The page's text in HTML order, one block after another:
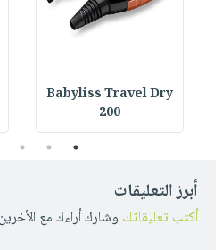
Babyliss Travel Dry
200
1
2
3
أبرز التعليقات
أكتب تعليقاتك وشارك أراءك مع الأخرين